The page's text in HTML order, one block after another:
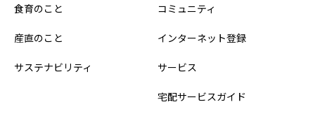
食育のこと
産直のこと
サステナビリティ
コミュニティ
インターネット登録
サービス
宅配サービスガイド